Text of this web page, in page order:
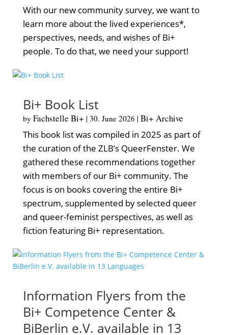
With our new community survey, we want to
learn more about the lived experiences*,
perspectives, needs, and wishes of Bi+
people. To do that, we need your support!
Bi+ Book List
by Fachstelle Bi+ | 30. June 2026| Bi+ Archive
This book list was compiled in 2025 as part of
the curation of the ZLB’s QueerFenster. We
gathered these recommendations together
with members of our Bi+ community. The
focus is on books covering the entire Bi+
spectrum, supplemented by selected queer
and queer-feminist perspectives, as well as
fiction featuring Bi+ representation.
Information Flyers from the
Bi+ Competence Center &
BiBerlin e.V. available in 13